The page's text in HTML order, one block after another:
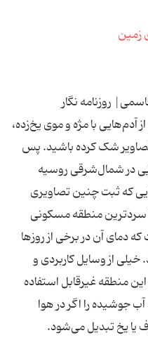
روزنامه نگار
آدم‌هایی با مژه و موی یخ‌زده،
تصاویر شک کرده باشید. پس
در شمال‌شرقی روسیه
که ثبت چنین تصاویری
سردترین منطقه مسکونی
است که دمای آن در برخی از روزها
خیلی از وسایل‌ کاربردی و
منطقه غیرقابل استفاده
جوشیده را اگر در هوا
یا یخ تبدیل می‌شود.